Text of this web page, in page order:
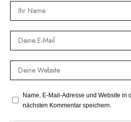
Name, E-Mail-Adresse und Website in
nächsten Kommentar speichern.